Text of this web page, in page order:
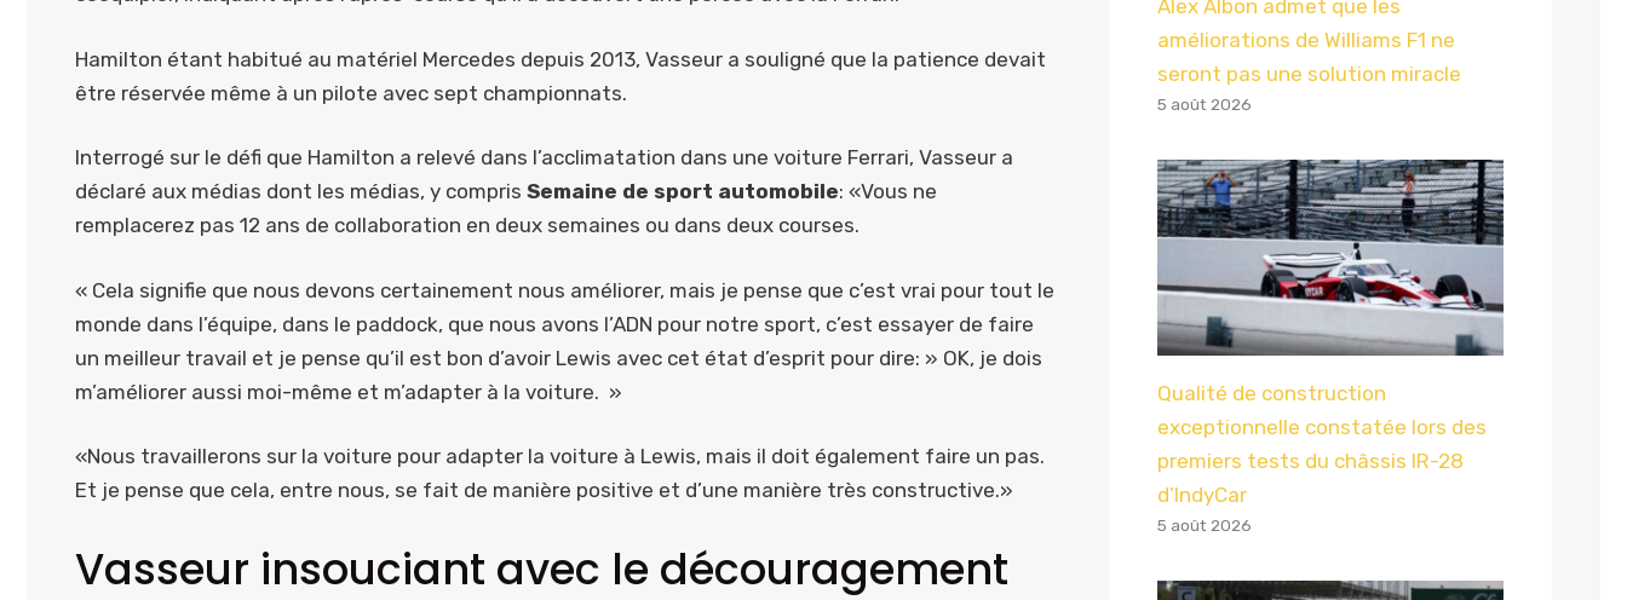
Hamilton étant habitué au matériel Mercedes depuis 2013, Vasseur a souligné que la patience devait
être réservée même à un pilote avec sept championnats.
Interrogé sur le défi que Hamilton a relevé dans l’acclimatation dans une voiture Ferrari, Vasseur a
déclaré aux médias dont les médias, y compris Semaine de sport automobile: «Vous ne
remplacerez pas 12 ans de collaboration en deux semaines ou dans deux courses.
« Cela signifie que nous devons certainement nous améliorer, mais je pense que c’est vrai pour tout le
monde dans l’équipe, dans le paddock, que nous avons l’ADN pour notre sport, c’est essayer de faire
un meilleur travail et je pense qu’il est bon d’avoir Lewis avec cet état d’esprit pour dire: » OK, je dois
m’améliorer aussi moi-même et m’adapter à la voiture. »
«Nous travaillerons sur la voiture pour adapter la voiture à Lewis, mais il doit également faire un pas.
Et je pense que cela, entre nous, se fait de manière positive et d’une manière très constructive.»
Vasseur insouciant avec le découragement
Alex Albon admet que les
améliorations de Williams F1 ne
seront pas une solution miracle
5 août 2026
Qualité de construction
exceptionnelle constatée lors des
premiers tests du châssis IR-28
d’IndyCar
5 août 2026